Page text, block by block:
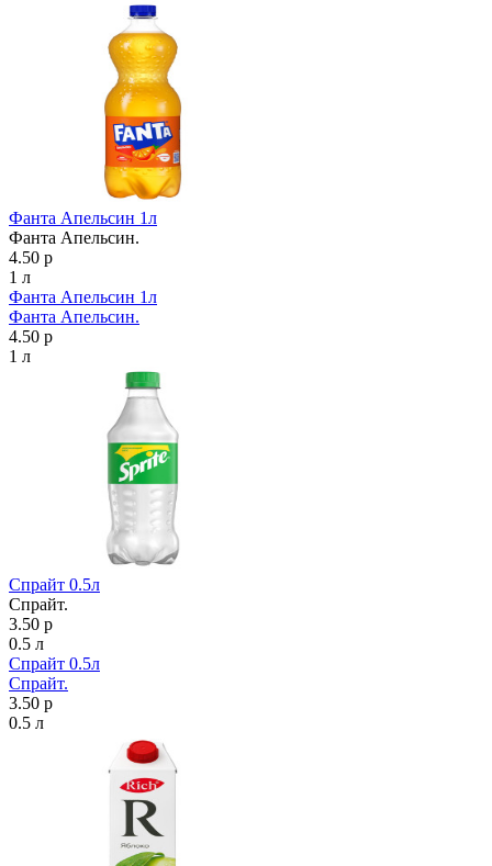
Фанта Апельсин 1л
Фанта Апельсин.
4.50 р
1 л
Фанта Апельсин 1л
Фанта Апельсин.
4.50 р
1 л
Спрайт 0.5л
Спрайт.
3.50 р
0.5 л
Спрайт 0.5л
Спрайт.
3.50 р
0.5 л